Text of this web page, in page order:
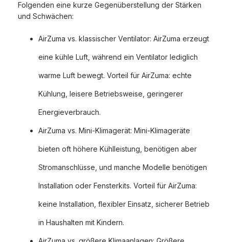
Folgenden eine kurze Gegenüberstellung der Stärken
und Schwächen:
AirZuma vs. klassischer Ventilator: AirZuma erzeugt
eine kühle Luft, während ein Ventilator lediglich
warme Luft bewegt. Vorteil für AirZuma: echte
Kühlung, leisere Betriebsweise, geringerer
Energieverbrauch.
AirZuma vs. Mini-Klimagerät: Mini-Klimageräte
bieten oft höhere Kühlleistung, benötigen aber
Stromanschlüsse, und manche Modelle benötigen
Installation oder Fensterkits. Vorteil für AirZuma:
keine Installation, flexibler Einsatz, sicherer Betrieb
in Haushalten mit Kindern.